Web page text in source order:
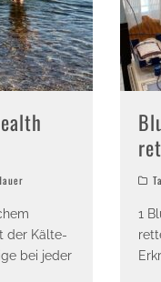
der Kälte-
bei jeder
1